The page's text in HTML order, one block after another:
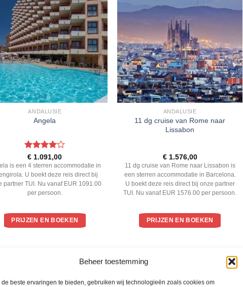
Beheer toestemming
de beste ervaringen te bieden, gebruiken wij technologieën zoals cookies om
ANDALUSIE
Angela
Gewaardeerd
4uit 5
€ 1.091,00
is een 4 sterren accommodatie in
U boekt deze reis direct bij
partner TUI. Nu vanaf EUR 1091.00
per persoon.
PRIJZEN EN BOEKEN
ANDALUSIE
11 dg cruise van Rome naar
Lissabon
€1.576,00
11 dg cruise van Rome naar Lissabon is
een sterren accommodatie in Barcelona.
U boekt deze reis direct bij onze partner
TUI. Nu vanaf EUR 1576.00 per persoon.
PRIJZEN EN BOEKEN
WAT ZE OVER ONS ZEGGEN